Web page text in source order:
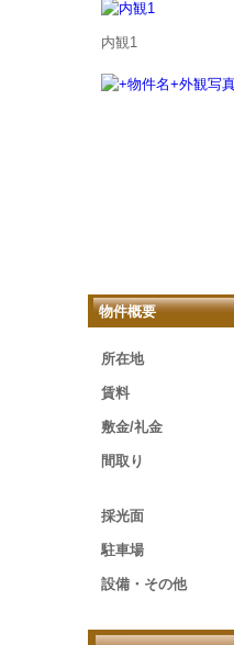
内観1
物件概要
所在地
賃料
敷金/礼金
間取り
採光面
駐車場
設備・その他